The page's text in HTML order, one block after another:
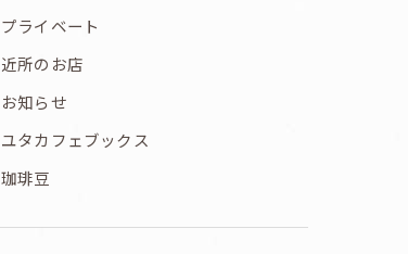
プライベート
近所のお店
お知らせ
ユタカフェブックス
珈琲豆